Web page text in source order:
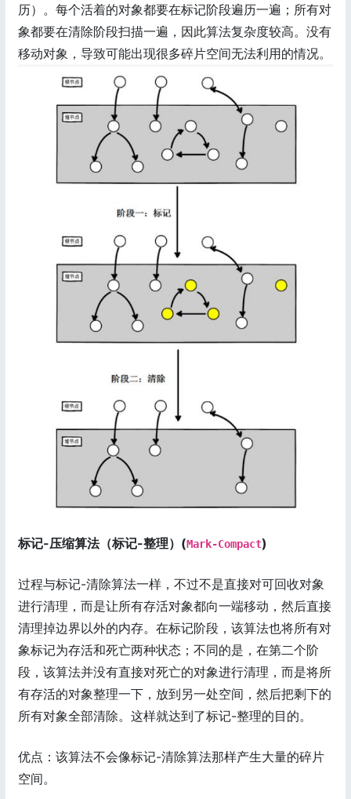
历）。每个活着的对象都要在标记阶段遍历一遍；所有对
象都要在清除阶段扫描一遍，因此算法复杂度较高。没有
移动对象，导致可能出现很多碎片空间无法利用的情况。
标记-压缩算法（标记-整理）(Mark-Compact)
过程与标记-清除算法一样，不过不是直接对可回收对象
进行清理，而是让所有存活对象都向一端移动，然后直接
清理掉边界以外的内存。在标记阶段，该算法也将所有对
象标记为存活和死亡两种状态；不同的是，在第二个阶
段，该算法并没有直接对死亡的对象进行清理，而是将所
有存活的对象整理一下，放到另一处空间，然后把剩下的
所有对象全部清除。这样就达到了标记-整理的目的。
优点：该算法不会像标记-清除算法那样产生大量的碎片
空间。